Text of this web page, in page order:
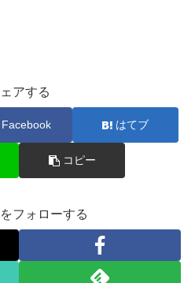
アする
Facebook はてブ
コピー
フォローする